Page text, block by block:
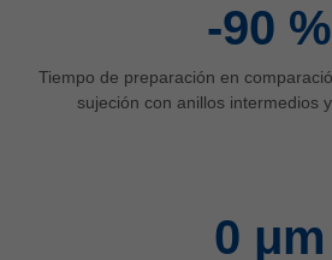
-90 %
Tiempo de preparación en
sujeción con anillos intermedios
0 μm